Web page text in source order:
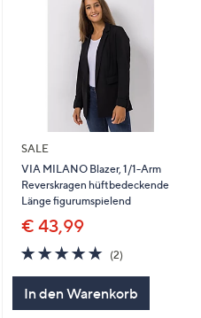
SALE
VIA MILANO Blazer, 1/1-Arm
Reverskragen hüftbedeckende
Länge figurumspielend
€ 43,99
5.0
von
5
(2)
In den Warenkorb